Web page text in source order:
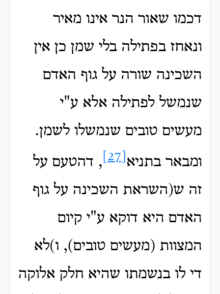
דכמו שאור הנר אינו מאיר
ונאחז בפתילה בלי שמן כן אין
השכינה שורה על גוף האדם
שנמשל לפתילה אלא ע"י
מעשים טובים שנמשלו לשמן.
ומבאר בתניא
, דהטעם על
זה ש(השראת השכינה על גוף
האדם היא דוקא ע"י קיום
המצוות (מעשים טובים), ו)לא
די לו בנשמתו שהיא חלק אלוקה